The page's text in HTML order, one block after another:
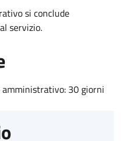
si conclude
servizio.
amministrativo: 30 giorni